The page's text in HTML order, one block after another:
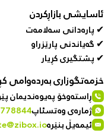
ئاسایشی بازاڕکردن
✔ پارەدانی سەلامەت
✔ گەیاندنی پارێزراو
✔ پشتگیری کڕیار
خزمەتگوزاری بەردەوامی
ڕاستەوخۆ پەیوەندیمان
ژمارەی وەتسئاپ
ئیمەیڵ بنێرە